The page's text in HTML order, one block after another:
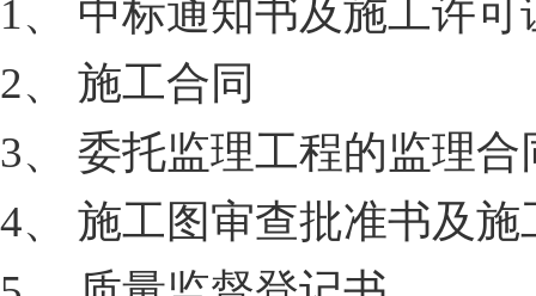
1、 中标通知书及施工许可
2、 施工合同
3、 委托监理工程的监理合
4、 施工图审查批准书及